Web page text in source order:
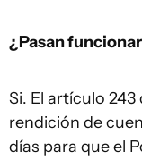
¿Pasan
Si. El artículo 243
rendición de
días para que el